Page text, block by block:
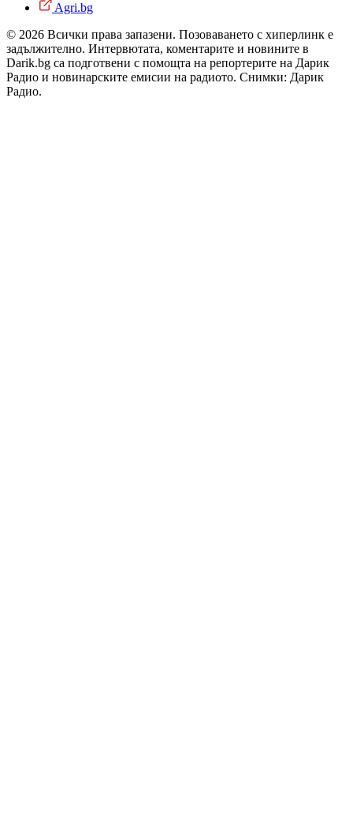
Agri.bg
© 2026 Всички права запазени. Позоваването с хиперлинк е
задължително. Интервютата, коментарите и новините в
Darik.bg са подготвени с помощта на репортерите на Дарик
Радио и новинарските емисии на радиото. Снимки: Дарик
Радио.